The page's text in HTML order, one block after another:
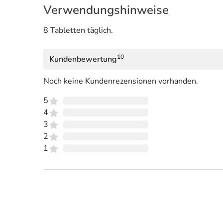
Verwendungshinweise
8 Tabletten täglich.
Kundenbewertung10
Noch keine Kundenrezensionen vorhanden.
5
4
3
2
1